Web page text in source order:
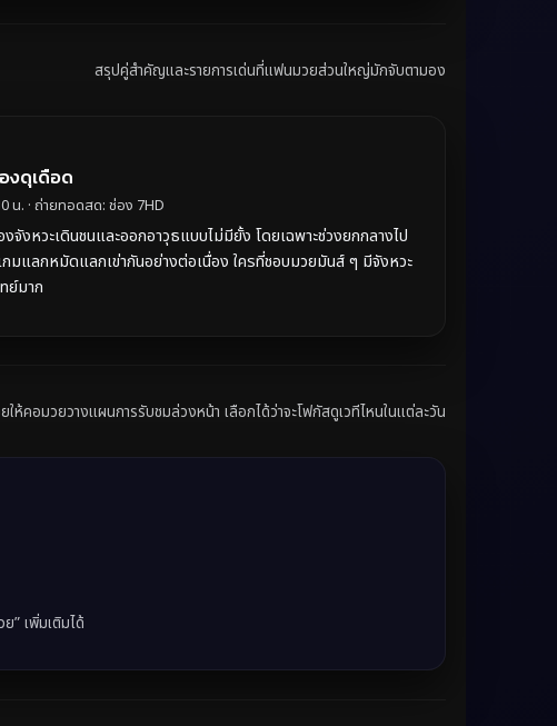
สรุปคู่สำคัญและรายการเด่นที่แฟนมวยส่วนใหญ่มักจับตามอง
งดุเดือด
น. · ถ่ายทอดสด: ช่อง 7HD
จังหวะเดินชนและออกอาวุธแบบไม่มียั้ง โดยเฉพาะช่วงยกกลางไป
กมแลกหมัดแลกเข่ากันอย่างต่อเนื่อง ใครที่ชอบมวยมันส์ ๆ มีจังหวะ
ย์มาก
ให้คอมวยวางแผนการรับชมล่วงหน้า เลือกได้ว่าจะโฟกัสดูเวทีไหนในแต่ละวัน
” เพิ่มเติมได้